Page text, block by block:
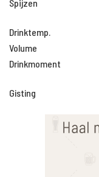
Spijzen
Drinktemp.
Volume
Drinkmoment
Gisting